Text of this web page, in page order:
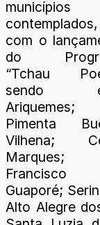
municípios
contemplados,
com o
do
“Tchau
sendo
Ariquemes;
Pimenta
Vilhena;
Marques;
Francisco
Guaporé;
Alto Alegre